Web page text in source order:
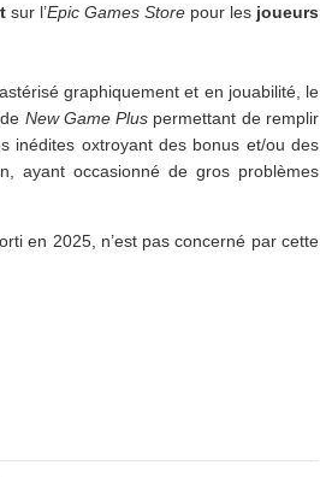
sur l’Epic Games Store pour les joueurs
graphiquement et en jouabilité, le
New Game Plus permettant de remplir
inédites oxtroyant des bonus et/ou des
ayant occasionné de gros problèmes
en 2025, n’est pas concerné par cette